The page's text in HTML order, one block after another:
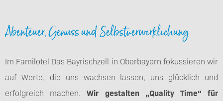
Abenteuer, Genuss und Selbstverwirklichung
Im Familotel Das Bayrischzell in Oberbayern fokussieren wir
auf Werte, die uns wachsen lassen, uns glücklich und
erfolgreich machen.Wir gestalten „Quality Time“ für